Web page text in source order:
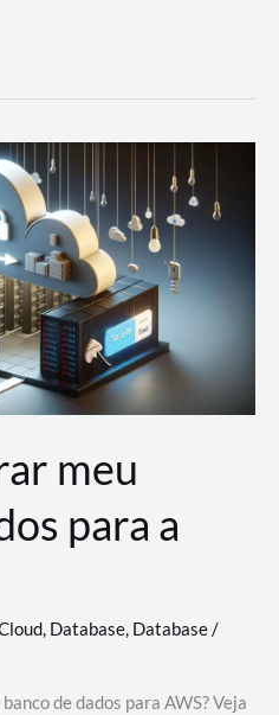
meu
para a
, Database, Database/
de dados para AWS? Veja